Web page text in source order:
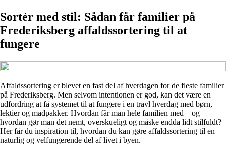
Sortér med stil: Sådan får familier på
Frederiksberg affaldssortering til at
fungere
Affaldssortering er blevet en fast del af hverdagen for de fleste familier
på Frederiksberg. Men selvom intentionen er god, kan det være en
udfordring at få systemet til at fungere i en travl hverdag med børn,
lektier og madpakker. Hvordan får man hele familien med – og
hvordan gør man det nemt, overskueligt og måske endda lidt stilfuldt?
Her får du inspiration til, hvordan du kan gøre affaldssortering til en
naturlig og velfungerende del af livet i byen.